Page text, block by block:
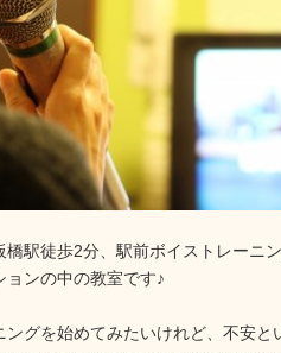
橋駅徒歩2分、駅前ボイストレーニ
ョンの中の教室です♪
ングを始めてみたいけれど、不安と